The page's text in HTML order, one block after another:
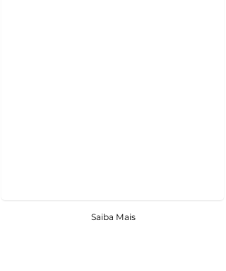
Saiba Mais